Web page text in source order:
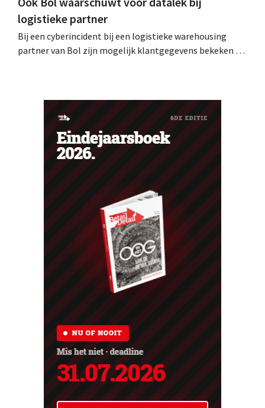
logistieke partner
Bij een cyberincident bij een logistieke warehousing
partner van Bol zijn mogelijk klantgegevens bekeken of